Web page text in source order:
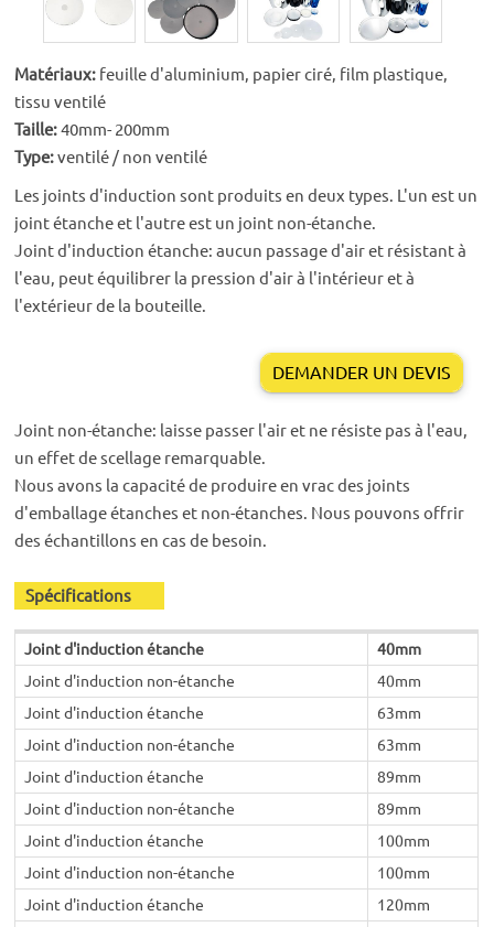
Matériaux: feuille d'aluminium, papier ciré, film plastique,
tissu ventilé
Taille:40mm- 200mm
Type:ventilé / non ventilé
Les joints d'induction sont produits en deux types. L'un est un
joint étanche et l'autre est un joint non-étanche.
Joint d'induction étanche: aucun passage d'air et résistant à
l'eau, peut équilibrer la pression d'air à l'intérieur et à
l'extérieur de la bouteille.
DEMANDER UN DEVIS
Joint non-étanche: laisse passer l'air et ne résiste pas à l'eau,
un effet de scellage remarquable.
Nous avons la capacité de produire en vrac des joints
d'emballage étanches et non-étanches. Nous pouvons offrir
des échantillons en cas de besoin.
Spécifications
Joint d'induction étanche
40mm
Joint d'induction non-étanche
40mm
Joint d'induction étanche
63mm
Joint d'induction non-étanche
63mm
Joint d'induction étanche
89mm
Joint d'induction non-étanche
89mm
Joint d'induction étanche
100mm
Joint d'induction non-étanche
100mm
Joint d'induction étanche
120mm